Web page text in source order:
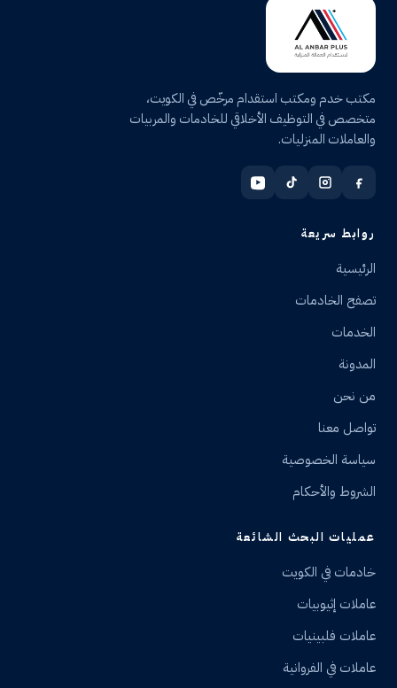
مكتب خدم ومكتب استقدام مرخّص في الكويت،
متخصص في التوظيف الأخلاقي للخادمات والمربيات
والعاملات المنزليات.
روابط سريعة
الرئيسية
تصفح الخادمات
الخدمات
المدونة
من نحن
تواصل معنا
سياسة الخصوصية
الشروط والأحكام
عمليات البحث الشائعة
خادمات في الكويت
عاملات إثيوبيات
عاملات فلبينيات
عاملات في الفروانية